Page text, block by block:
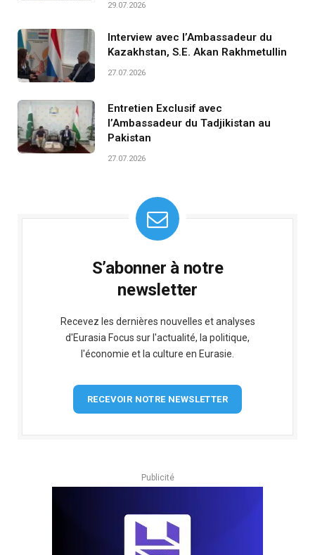
29.07.2026
Interview avec l’Ambassadeur du
Kazakhstan, S.E. Akan Rakhmetullin
27.07.2026
Entretien Exclusif avec
l’Ambassadeur du Tadjikistan au
Pakistan
27.07.2026
S’abonner à notre
newsletter
Recevez les dernières nouvelles et analyses
d'Eurasia Focus sur l'actualité, la politique,
l'économie et la culture en Eurasie.
RECEVOIR NOTRE NEWSLETTER
Publicité